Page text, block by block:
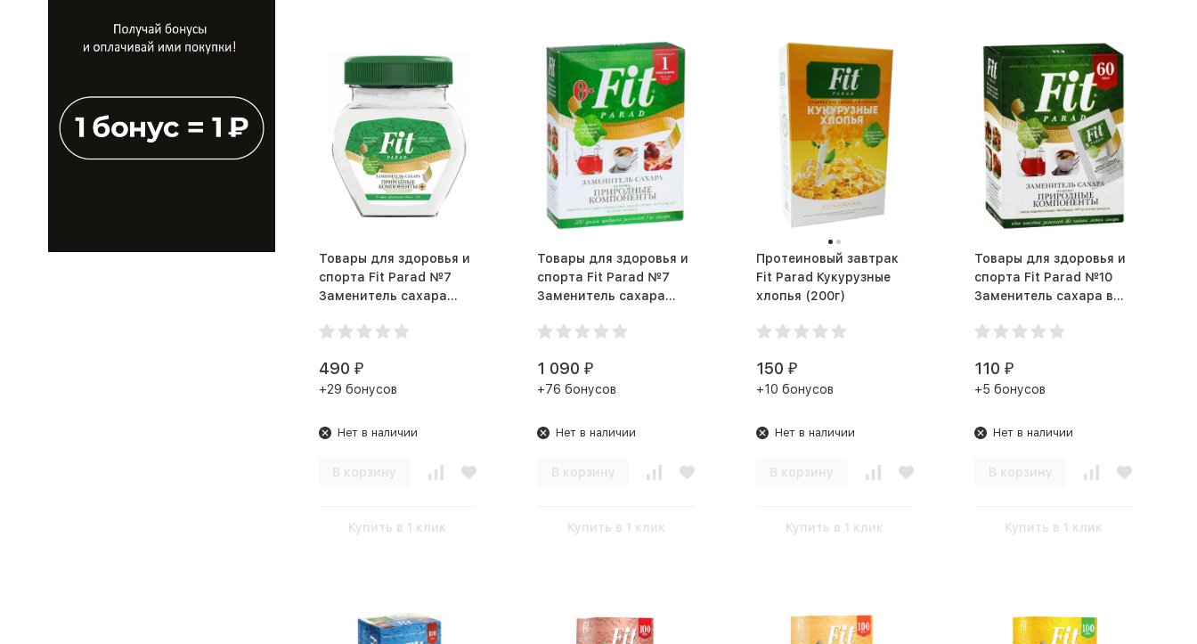
Товары для здоровья и
спорта Fit Parad №7
Заменитель сахара
490 ₽
+29 бонусов
Нет в наличии
В корзину
Купить в 1 клик
Товары для здоровья и
спорта Fit Parad №7
Заменитель сахара
1 090 ₽
+76 бонусов
Нет в наличии
В корзину
Купить в 1 клик
Протеиновый завтрак
Fit Parad Кукурузные
хлопья (200г)
150 ₽
+10 бонусов
Нет в наличии
В корзину
Купить в 1 клик
Товары для здоровья и
спорта Fit Parad №10
Заменитель сахара в
110 ₽
+5 бонусов
Нет в наличии
В корзину
Купить в 1 клик